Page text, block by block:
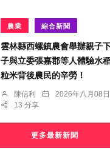
農業 綜合新聞
雲林縣西螺鎮農會舉辦親子
子與立委張嘉郡等人體驗水
粒米背後農民的辛勞！
陳信利 2026年八月08日
13 分享
更多最新新聞